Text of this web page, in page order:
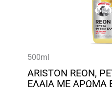
500ml
ARISTON REON,
ΕΛΑΙΑ ΜΕ ΑΡΩΜΑ